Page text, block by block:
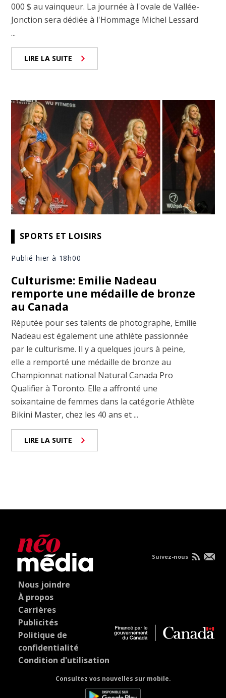
000 $ au vainqueur. La journée à l'ovale de Vallée-
Jonction sera dédiée à l'Hommage Michel Lessard
...
LIRE LA SUITE
SPORTS ET LOISIRS
Publié hier à 18h00
Culturisme: Emilie Nadeau
remporte une médaille de bronze
au Canada
Réputée pour ses talents de photographe, Emilie
Nadeau est également une athlète passionnée
par le culturisme. Il y a quelques jours à peine,
elle a remporté une médaille de bronze au
Championnat national Natural Canada Pro
Qualifier à Toronto. Elle a affronté une
soixantaine de femmes dans la catégorie Athlète
Bikini Master, chez les 40 ans et ...
LIRE LA SUITE
Nous joindre
À propos
Carrières
Publicités
Politique de
confidentialité
Condition d'utilisation
Consultez vos nouvelles sur mobile.
Suivez-nous